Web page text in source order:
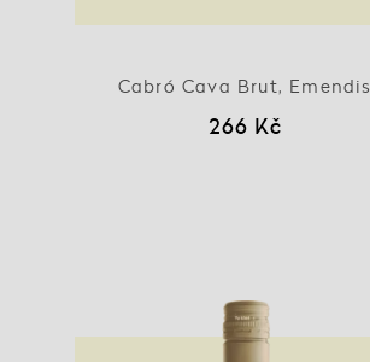
Cabró Cava Brut, Emendis
266 Kč